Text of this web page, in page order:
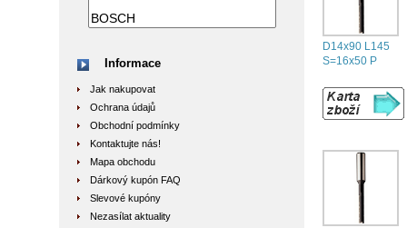
Informace
Jak nakupovat
Ochrana údajů
Obchodní podmínky
Kontaktujte nás!
Mapa obchodu
Dárkový kupón FAQ
Slevové kupóny
Nezasílat aktuality
D14x90 L145
S=16x50 P